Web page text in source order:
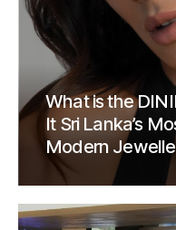
What is the
It Sri Lanka’s
Modern